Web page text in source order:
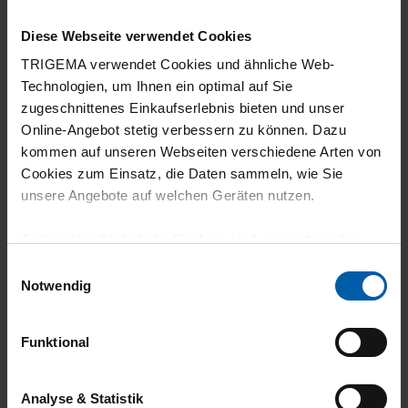
Diese Webseite verwendet Cookies
TRIGEMA verwendet Cookies und ähnliche Web-
Technologien, um Ihnen ein optimal auf Sie
zugeschnittenes Einkaufserlebnis bieten und unser
Online-Angebot stetig verbessern zu können. Dazu
kommen auf unseren Webseiten verschiedene Arten von
Cookies zum Einsatz, die Daten sammeln, wie Sie
unsere Angebote auf welchen Geräten nutzen.
grundlegende Funktionen wie etwa zur Auswahl und
gewährleisten.
Für die Darstellung personalisierter Angebote, Anzeigen
Notwendig
Funktional
Analyse & Statistik
made in Germany aus dem Hause Trigema
gekauft.
09.06.2026
5
authentische Passform, so wie im Portal
dargestellt.